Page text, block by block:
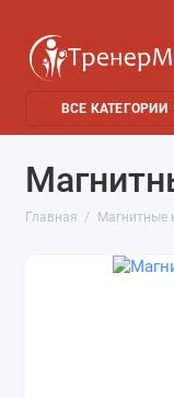
ВСЕ КАТЕГОРИИ
Главная Магнитные